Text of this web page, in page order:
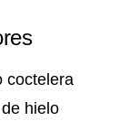
coctelera
hielo